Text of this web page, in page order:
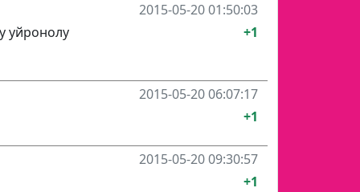
2015-05-20 01:50:03
уйронолу
+1
2015-05-20 06:07:17
+1
2015-05-20 09:30:57
+1